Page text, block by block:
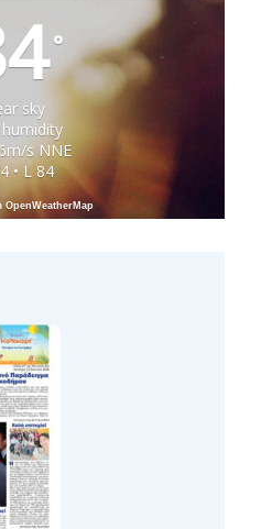
°
sky
s NNE
• L 84
OpenWeatherMap